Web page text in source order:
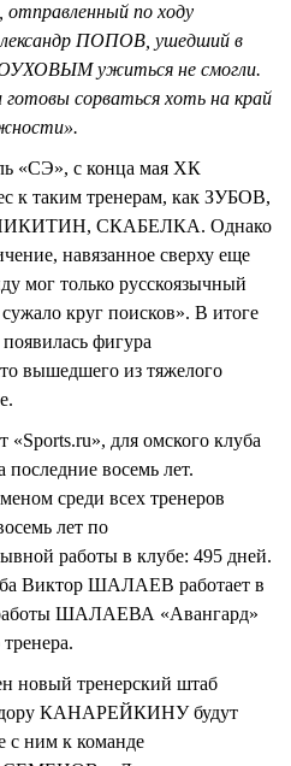
по ходу
ПОПОВ, ушедший в
ужиться не смогли.
готовы сорваться хоть на край
«СЭ», с конца мая ХК
к таким тренерам, как ЗУБОВ,
СКАБЕЛКА. Однако
навязанное сверху еще
мог только русскоязычный
круг поисков». В итоге
фигура
из тяжелого
для омского клуба
последние восемь лет.
среди всех тренеров
лет по
работы в клубе: 495 дней.
Виктор ШАЛАЕВ работает в
работы ШАЛАЕВА «Авангард»
новый тренерский штаб
КАНАРЕЙКИНУ будут
с ним к команде